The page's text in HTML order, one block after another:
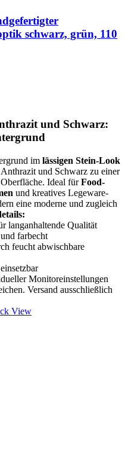
schwarz, grün, 110
und Schwarz:
im lässigen Stein-Look
und Schwarz zu einer
Ideal fürFood-
und kreatives Legeware-
eine moderne und zugleich
langanhaltende Qualität
farbecht
feucht abwischbare
Monitoreinstellungen
Versand ausschließlich
View